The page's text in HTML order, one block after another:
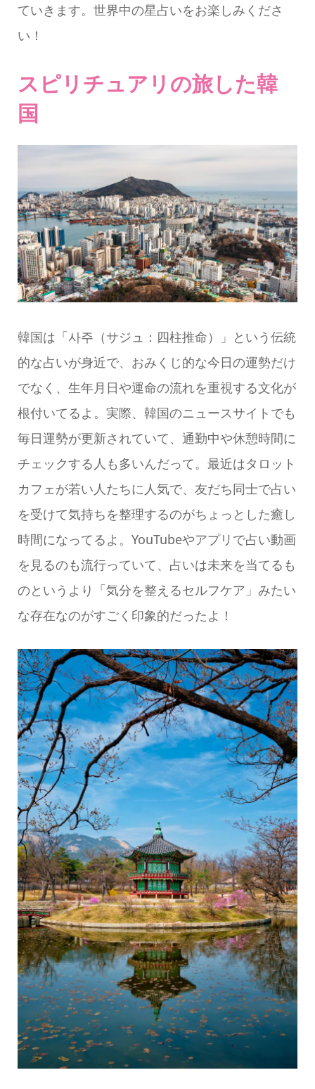
ていきます。世界中の星占いをお楽しみくださ
い！
スピリチュアリの旅した韓
国
韓国は「사주（サジュ：四柱推命）」という伝統
的な占いが身近で、おみくじ的な今日の運勢だけ
でなく、生年月日や運命の流れを重視する文化が
根付いてるよ。実際、韓国のニュースサイトでも
毎日運勢が更新されていて、通勤中や休憩時間に
チェックする人も多いんだって。最近はタロット
カフェが若い人たちに人気で、友だち同士で占い
を受けて気持ちを整理するのがちょっとした癒し
時間になってるよ。YouTubeやアプリで占い動画
を見るのも流行っていて、占いは未来を当てるも
のというより「気分を整えるセルフケア」みたい
な存在なのがすごく印象的だったよ！